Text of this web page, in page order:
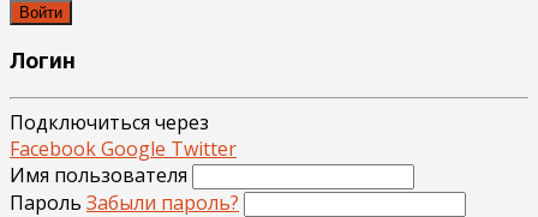
Войти
Логин
Подключиться через
FacebookGoogle Twitter
Имя пользователя
Пароль Забыли пароль?